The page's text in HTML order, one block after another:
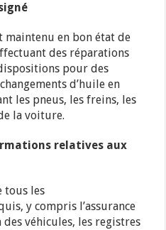
maintenu en bon état de
des réparations
pour des
d’huile en
les pneus, les freins, les
la voiture.
relatives aux
tous les
y compris l’assurance
véhicules, les registres